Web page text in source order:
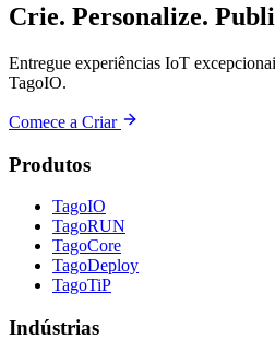
Crie. Personalize.
Entregue experiências IoT
TagoIO.
Comece a Criar
Produtos
TagoIO
TagoRUN
TagoCore
TagoDeploy
TagoTiP
Indústrias